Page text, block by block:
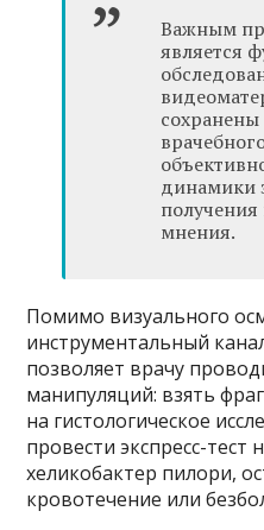
Важным
является
динамики
получения
мнения.
Помимо визуального
инструментальный
позволяет врачу
манипуляций: взять
на гистологическое
провести экспресс-тест
хеликобактер пилори,
кровотечение или